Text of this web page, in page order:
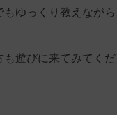
ゆっくり教えながら
遊びに来てみてくだ